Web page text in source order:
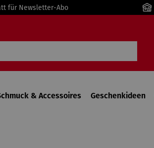
für Newsletter-Abo
& Accessoires Geschenkideen